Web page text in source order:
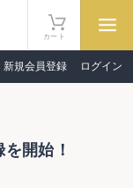
カート
新規会員登録 ログイン
開始！